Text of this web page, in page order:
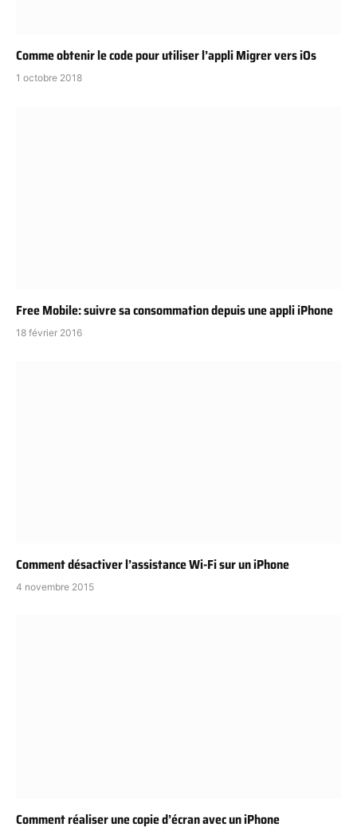
Comme obtenir le code pour utiliser l’appli Migrer vers iOs
1 octobre 2018
Free Mobile: suivre sa consommation depuis une appli iPhone
18 février 2016
Comment désactiver l’assistance Wi-Fi sur un iPhone
4 novembre 2015
Comment réaliser une copie d’écran avec un iPhone